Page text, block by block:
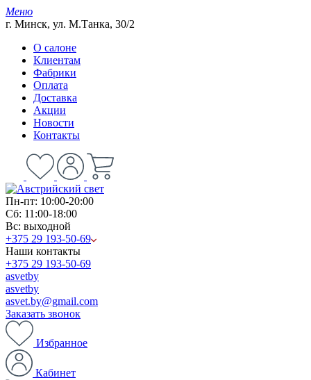
Меню
г. Минск, ул. М.Танка, 30/2
О салоне
Клиентам
Фабрики
Оплата
Доставка
Акции
Новости
Контакты
Пн-пт: 10:00-20:00
Сб: 11:00-18:00
Вс: выходной
+375 29 193-50-69
Наши контакты
+375 29 193-50-69
asvetby
asvetby
asvet.by@gmail.com
Заказать звонок
Избранное
Кабинет